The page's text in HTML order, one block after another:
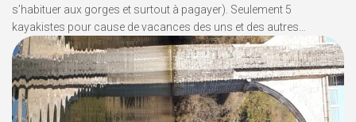
s’habituer aux gorges et surtout à pagayer). Seulement 5
kayakistes pour cause de vacances des uns et des autres…